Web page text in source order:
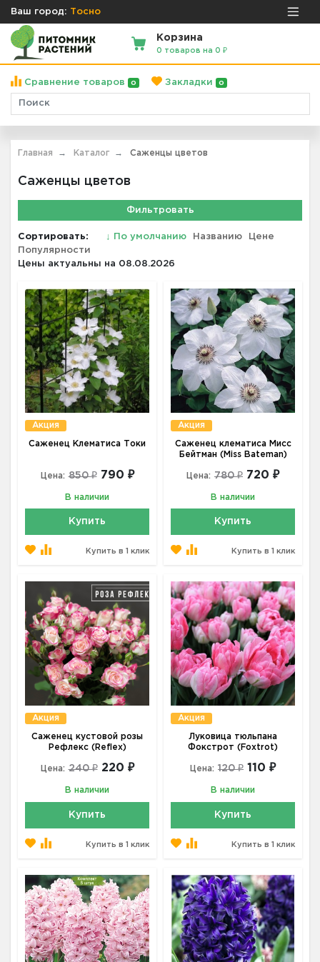
Ваш город: Тосно
Корзина
0 товаров на 0 ₽
Сравнение товаров 0 Закладки 0
Главная Каталог Саженцы цветов
Саженцы цветов
Фильтровать
Сортировать: ↓ По умолчанию Названию
Цене
Популярности
Цены актуальны на 08.08.2026
Акция
Саженец Клематиса Токи
Цена: 850 ₽ 790 ₽
В наличии
Купить
Купить в 1 клик
Акция
Саженец клематиса Мисс
Бейтман (Miss Bateman)
Цена: 780 ₽ 720 ₽
В наличии
Купить
Купить в 1 клик
Акция
Саженец кустовой розы
Рефлекс (Reflex)
Цена: 240 ₽ 220 ₽
В наличии
Купить
Купить в 1 клик
Акция
Луковица тюльпана
Фокстрот (Foxtrot)
Цена: 120 ₽ 110 ₽
В наличии
Купить
Купить в 1 клик